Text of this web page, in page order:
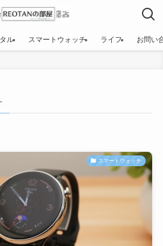
ル スマートウォッチ ライフ お問い
スマートウォッチ